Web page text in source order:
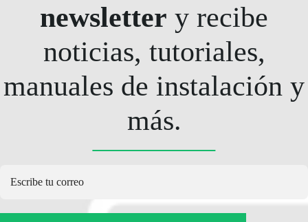
newsletter y recibe
noticias, tutoriales,
manuales de instalación y
más.